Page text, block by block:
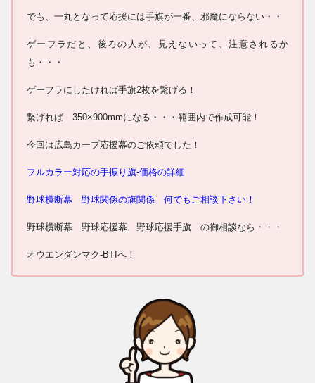
でも、一丸となって応援には手旗が一番、邪魔にならない・・
ゲーフラだと、後ろの人が、見えないって、注意されるか
も・・・
ゲーフラにしたければ手旗2枚を繋げる！
繋げれば 350×900mmになる・・・範囲内で作成可能！
今回は広島カープ応援幕のご依頼でした！
フルカラー対応の手振り旗-価格の詳細
野球横断幕 野球関係の旗関係 何でもご相談下さい！
野球横断幕 野球応援幕 野球応援手旗 の御相談なら・・・
オウエンダンマク-BTIへ！